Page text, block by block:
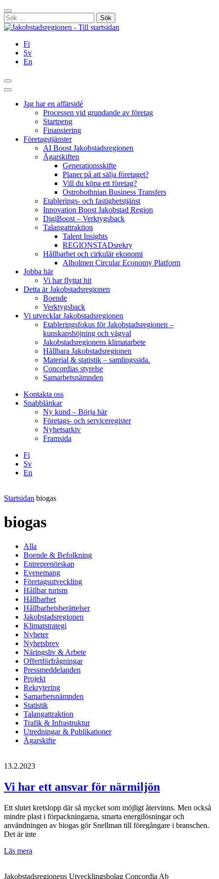
Hoppa
till
innehållet
Stäng
Sök
efter:
Fi
Sv
En
Sök
Huvudmeny
Jag har en affärsidé
Processen vid grundande av företag
Startpeng
Finansiering
Företagstjänster
AI Boost Jakobstadsregionen
Ägarskiften
Generationsskifte
Planer på att sälja företaget?
Vill du köpa ett företag?
Ostrobothnian Business Transfers
Etablerings- och fastighetstjänst
Innovation Boost Jakobstad Region
DigiBoost – Verktygsback
Talangattraktion
Talent Insights
REGIONSTADsrekry
Hållbarhet och cirkulär ekonomi
Alholmen Circular Economy Platform
Jobba här
Vi har flyttat hit
Detta är Jakobstadsregionen
Boende
Verktygsback
Vi utvecklar Jakobstadsregionen
Etableringsfokus för Jakobstadsregionen –
kunskapshöjning och vägval
Jakobstadsregionens klimatarbete
Hållbara Jakobstadsregionen
Material & statistik – samlingssida.
Concordias styrelse
Samarbetsnämnden
Kontakta oss
Snabblänkar
Ny kund – Börja här
Företags- och serviceregister
Nyhetsarkiv
Framsida
Fi
Sv
En
Startsidan biogas
biogas
Alla
Boende & Befolkning
Entreprenörskap
Evenemang
Företagsutveckling
Hållbar turism
Hållbarhet
Hållbarhetsberättelser
Jakobstadsregionen
Klimatstrategi
Nyheter
Nyhetsbrev
Näringsliv & Arbete
Offertförfrågningar
Pressmeddelanden
Projekt
Rekrytering
Samarbetsnämnden
Statistik
Talangattraktion
Trafik & Infrastruktur
Utredningar & Publikationer
Ägarskifte
13.2.2023
Vi har ett ansvar för närmiljön
Ett slutet kretslopp där så mycket som möjligt återvinns. Men också
mindre plast i förpackningarna, smarta energilösningar och
användningen av biogas gör Snellman till föregångare i branschen.
Det är inte
Läs mera
ansvar
Jakobstadsregionens Utvecklingsbolag Concordia Ab